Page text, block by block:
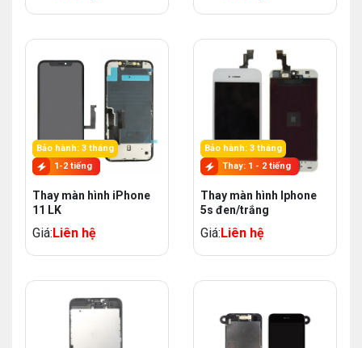
Bảo hành: 3 tháng
1-2 tiếng
Thay màn hình iPhone
11 LK
Giá:Liên hệ
Bảo hành: 3 tháng
Thay: 1 - 2 tiếng
Thay màn hình Iphone
5s đen/trắng
Giá:Liên hệ